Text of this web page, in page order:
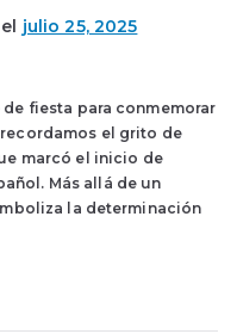
julio 25, 2025
fiesta para conmemorar
el grito de
marcó el inicio de
Más allá de un
la determinación